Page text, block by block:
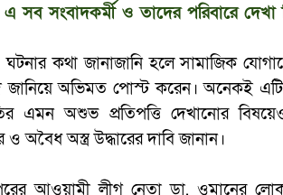
এ সব সংবাদকর্মী ও তাদের পরিবারে দেখা
কথা জানাজানি হলে সামাজিক
জানিয়ে অভিমত পোস্ট করেন। অনেকই
এমন অশুভ প্রতিপত্তি দেখানোর
ও অবৈধ অস্ত্র উদ্ধারের দাবি জানান।
আওয়ামী লীগ নেতা ডা. ওমানের